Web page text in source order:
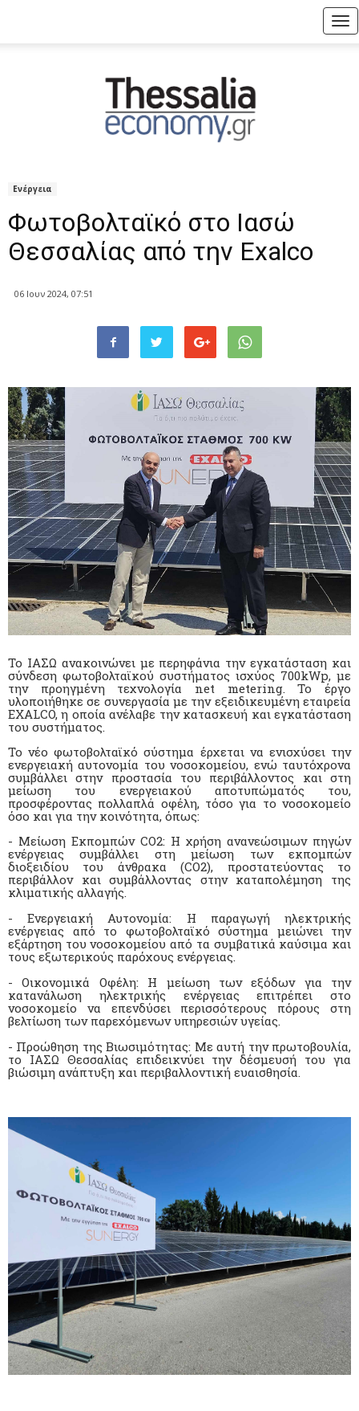
Ενέργεια
Φωτοβολταϊκό στο Ιασώ
Θεσσαλίας από την Exalco
06 Ιουν 2024, 07:51
Το ΙΑΣΩ ανακοινώνει με περηφάνια την εγκατάσταση και
σύνδεση φωτοβολταϊκού συστήματος ισχύος 700kWp, με
την προηγμένη τεχνολογία net metering. Το έργο
υλοποιήθηκε σε συνεργασία με την εξειδικευμένη εταιρεία
EXALCO, η οποία ανέλαβε την κατασκευή και εγκατάσταση
του συστήματος.
Το νέο φωτοβολταϊκό σύστημα έρχεται να ενισχύσει την
ενεργειακή αυτονομία του νοσοκομείου, ενώ ταυτόχρονα
συμβάλλει στην προστασία του περιβάλλοντος και στη
μείωση του ενεργειακού αποτυπώματός του,
προσφέροντας πολλαπλά οφέλη, τόσο για το νοσοκομείο
όσο και για την κοινότητα, όπως:
- Μείωση Εκπομπών CO2: Η χρήση ανανεώσιμων πηγών
ενέργειας συμβάλλει στη μείωση των εκπομπών
διοξειδίου του άνθρακα (CO2), προστατεύοντας το
περιβάλλον και συμβάλλοντας στην καταπολέμηση της
κλιματικής αλλαγής.
- Ενεργειακή Αυτονομία: Η παραγωγή ηλεκτρικής
ενέργειας από το φωτοβολταϊκό σύστημα μειώνει την
εξάρτηση του νοσοκομείου από τα συμβατικά καύσιμα και
τους εξωτερικούς παρόχους ενέργειας.
- Οικονομικά Οφέλη: Η μείωση των εξόδων για την
κατανάλωση ηλεκτρικής ενέργειας επιτρέπει στο
νοσοκομείο να επενδύσει περισσότερους πόρους στη
βελτίωση των παρεχόμενων υπηρεσιών υγείας.
- Προώθηση της Βιωσιμότητας: Με αυτή την πρωτοβουλία,
το ΙΑΣΩ Θεσσαλίας επιδεικνύει την δέσμευσή του για
βιώσιμη ανάπτυξη και περιβαλλοντική ευαισθησία.